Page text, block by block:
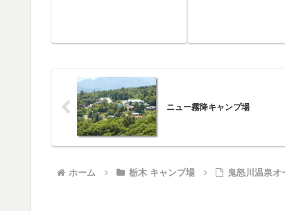
ニュー霧降キャンプ場
ホーム 栃木 キャンプ場 鬼怒川温泉